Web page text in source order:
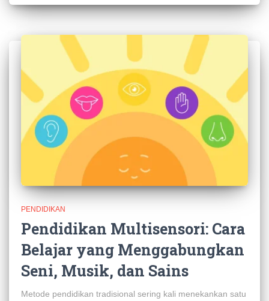
PENDIDIKAN
Pendidikan Multisensori: Cara
Belajar yang Menggabungkan
Seni, Musik, dan Sains
Metode pendidikan tradisional sering kali menekankan satu